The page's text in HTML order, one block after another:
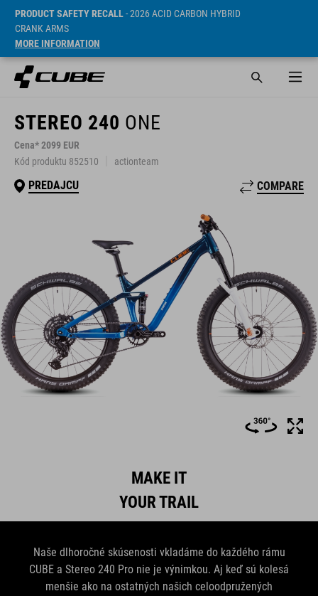
PRODUCT SAFETY RECALL- 2026 ACID CARBON HYBRID
CRANK ARMS
MORE INFORMATION
STEREO 240 ONE
Cena* 2099 EUR
Kód produktu 852510
actionteam
PREDAJCU COMPARE
MAKE IT
YOUR TRAIL
Naše dlhoročné skúsenosti vkladáme do každého rámu
CUBE a Stereo 240 Pro nie je výnimkou. Aj keď sú kolesá
menšie ako na ostatných našich celoodpružených